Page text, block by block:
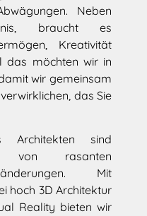
Neben
braucht es
Kreativität
das möchten wir in
wir gemeinsam
das Sie
Architekten sind
von rasanten
Mit
hoch 3D Architektur
Reality bieten wir